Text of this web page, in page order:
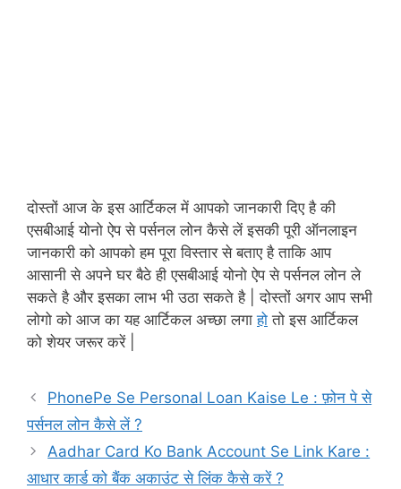
दोस्तों आज के इस आर्टिकल में आपको जानकारी दिए है की
एसबीआई योनो ऐप से पर्सनल लोन कैसे लें इसकी पूरी ऑनलाइन
जानकारी को आपको हम पूरा विस्तार से बताए है ताकि आप
आसानी से अपने घर बैठे ही एसबीआई योनो ऐप से पर्सनल लोन ले
सकते है और इसका लाभ भी उठा सकते है | दोस्तों अगर आप सभी
लोगो को आज का यह आर्टिकल अच्छा लगाहो तो इस आर्टिकल
को शेयर जरूर करें |
PhonePe Se Personal Loan Kaise Le : फ़ोन पे से
पर्सनल लोन कैसे लें ?
Aadhar Card Ko Bank Account Se Link Kare :
आधार कार्ड को बैंक अकाउंट से लिंक कैसे करें ?